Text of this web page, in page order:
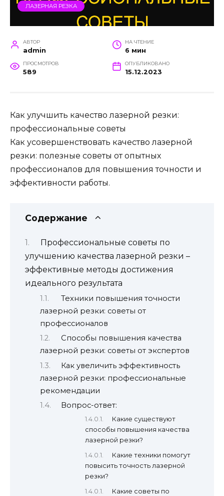
ЛАЗЕРНАЯ РЕЗКА
АВТОР
admin
НА ЧТЕНИЕ
6 мин
ПРОСМОТРОВ
589
ОПУБЛИКОВАНО
15.12.2023
Как улучшить качество лазерной резки:
профессиональные советы
Как усовершенствовать качество лазерной
резки: полезные советы от опытных
профессионалов для повышения точности и
эффективности работы.
Содержание
Профессиональные советы по
улучшению качества лазерной резки –
эффективные методы достижения
идеального результата
Техники повышения точности
лазерной резки: советы от
профессионалов
Способы повышения качества
лазерной резки: советы от экспертов
Как увеличить эффективность
лазерной резки: профессиональные
рекомендации
Вопрос-ответ:
Какие существуют
способы повышения качества
лазерной резки?
Какие техники помогут
повысить точность лазерной
резки?
Какие советы по